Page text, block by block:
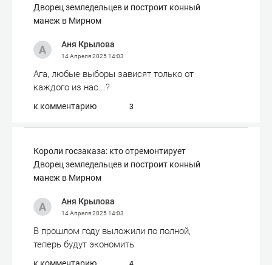
Дворец земледельцев и построит конный
манеж в Мирном
Аня Крылова
14 Апреля 202514:03
Ага, любые выборы зависят только от
каждого из нас...?
к комментарию 3
Короли госзаказа: кто отремонтирует
Дворец земледельцев и построит конный
манеж в Мирном
Аня Крылова
14 Апреля 202514:03
В прошлом году выложили по полной,
теперь будут экономить